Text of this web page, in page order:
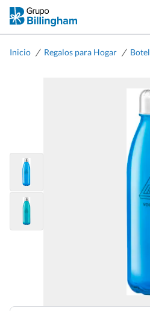
Inicio / Regalos para Hogar /